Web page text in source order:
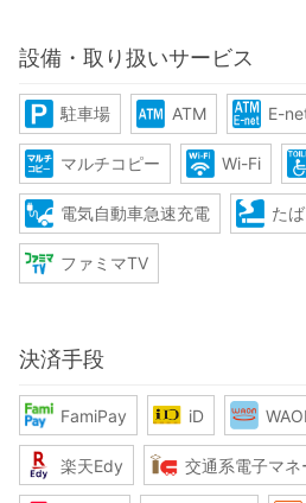
設備・取り扱いサービス
駐車場 ATM E-
マルチコピー Wi-Fi
電気自動車急速充電 たば
ファミマTV
決済手段
FamiPay iD
楽天Edy 交通系電子マネ